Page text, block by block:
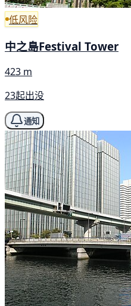
低风险
中之島Festival Tower
423 m
23起出没
通知